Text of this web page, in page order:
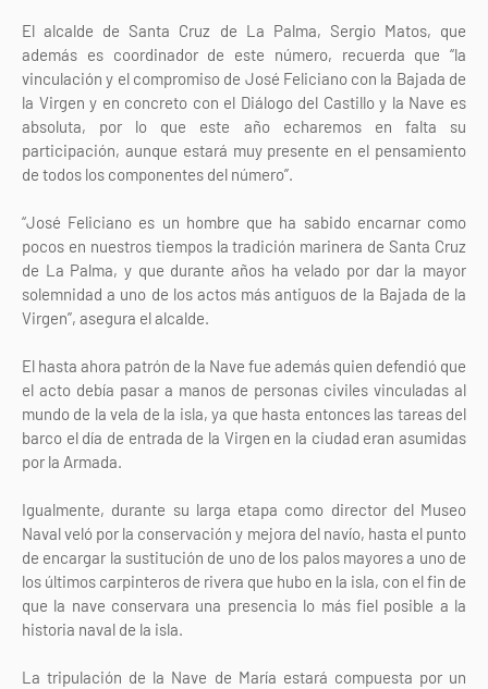
El alcalde de Santa Cruz de La Palma, Sergio Matos, que
además es coordinador de este número, recuerda que “la
vinculación y el compromiso de José Feliciano con la Bajada de
la Virgen y en concreto con el Diálogo del Castillo y la Nave es
absoluta, por lo que este año echaremos en falta su
participación, aunque estará muy presente en el pensamiento
de todos los componentes del número”.
“José Feliciano es un hombre que ha sabido encarnar como
pocos en nuestros tiempos la tradición marinera de Santa Cruz
de La Palma, y que durante años ha velado por dar la mayor
solemnidad a uno de los actos más antiguos de la Bajada de la
Virgen”, asegura el alcalde.
El hasta ahora patrón de la Nave fue además quien defendió que
el acto debía pasar a manos de personas civiles vinculadas al
mundo de la vela de la isla, ya que hasta entonces las tareas del
barco el día de entrada de la Virgen en la ciudad eran asumidas
por la Armada.
Igualmente, durante su larga etapa como director del Museo
Naval veló por la conservación y mejora del navío, hasta el punto
de encargar la sustitución de uno de los palos mayores a uno de
los últimos carpinteros de rivera que hubo en la isla, con el fin de
que la nave conservara una presencia lo más fiel posible a la
historia naval de la isla.
La tripulación de la Nave de María estará compuesta por un